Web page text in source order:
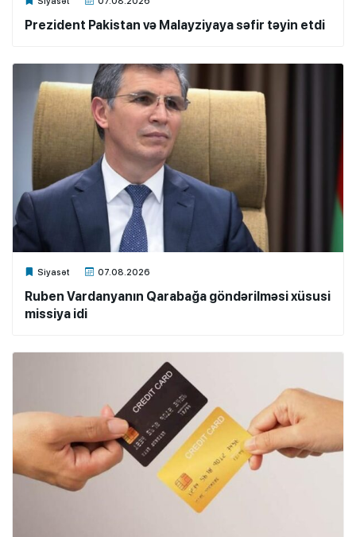
Prezident Pakistan və Malayziyaya səfir təyin etdi
Siyasət 07.08.2026
Xalq.Online
Ruben Vardanyanın Qarabağa göndərilməsi xüsusi
missiya idi